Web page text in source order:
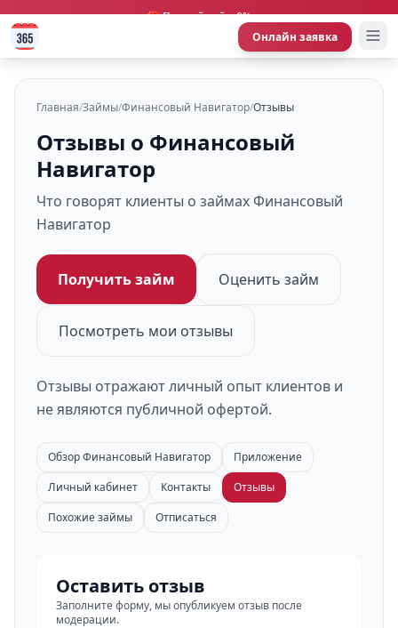
🎁 Первый займ 0%
Онлайн заявка
Главная/Займы/Финансовый Навигатор/Отзывы
Отзывы о Финансовый
Навигатор
Что говорят клиенты о займах Финансовый
Навигатор
Получить займ Оценить займ
Посмотреть мои отзывы
Отзывы отражают личный опыт клиентов и
не являются публичной офертой.
Обзор Финансовый Навигатор
Приложение
Личный кабинет
Контакты
Отзывы
Похожие займы
Отписаться
Оставить отзыв
Заполните форму, мы опубликуем отзыв после
модерации.